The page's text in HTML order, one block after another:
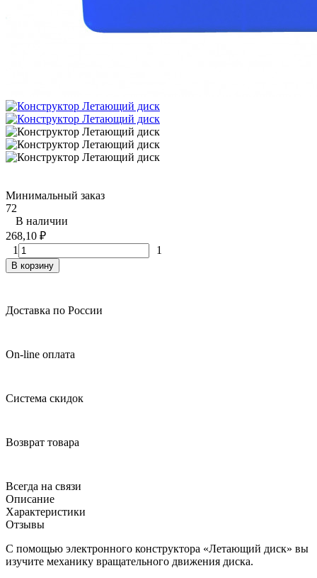
Минимальный заказ
72
В наличии
268,10 ₽
1
1
В корзину
Доставка по России
On-line оплата
Система скидок
Возврат товара
Всегда на связи
Описание
Характеристики
Отзывы
С помощью электронного конструктора «Летающий диск» вы
изучите механику вращательного движения диска.